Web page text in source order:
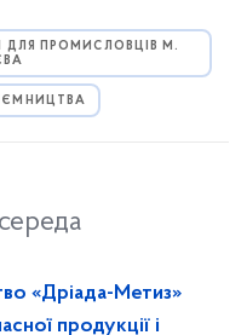
ДЛЯ ПРОМИСЛОВЦІВ М.
середа
«Дріада-Метиз»
продукції і